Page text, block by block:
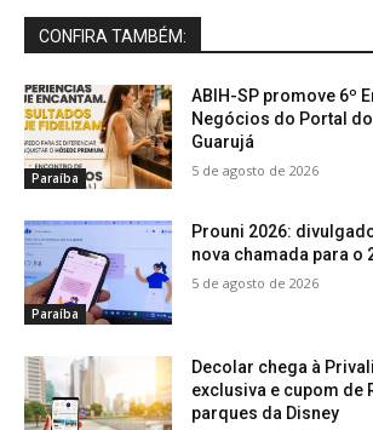
CONFIRA TAMBÉM:
Paraíba
ABIH-SP promove 6º
Negócios do Portal
Guarujá
5 de agosto de 2026
Paraíba
Prouni 2026:
nova chamada para o
5 de agosto de 2026
Decolar chega à
exclusiva e cupom de
parques da Disney